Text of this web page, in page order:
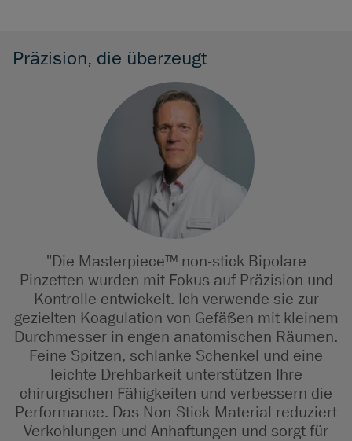
Präzision, die überzeugt
"Die Masterpiece™ non-stick Bipolare
Pinzetten wurden mit Fokus auf Präzision und
Kontrolle entwickelt. Ich verwende sie zur
gezielten Koagulation von Gefäßen mit kleinem
Durchmesser in engen anatomischen Räumen.
Feine Spitzen, schlanke Schenkel und eine
leichte Drehbarkeit unterstützen Ihre
chirurgischen Fähigkeiten und verbessern die
Performance. Das Non-Stick-Material reduziert
Verkohlungen und Anhaftungen und sorgt für